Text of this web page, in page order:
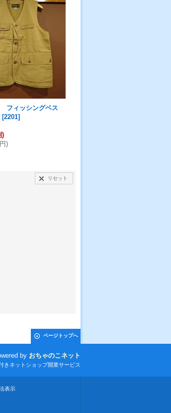
フィッシングベス
[2201]
)
)
リセット
ページトップへ
by おちゃのこネット
きネットショップ開業サービス
表示